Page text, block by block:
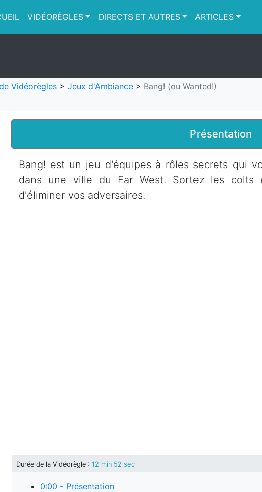
VIDÉORÈGLES DIRECTS ET AUTRES ARTICLES
Vidéorègles > Jeux d'Ambiance > Bang! (ou Wanted!)
Présentation
Bang! est un jeu d'équipes à rôles secrets qui
dans une ville du Far West. Sortez les colts
d'éliminer vos adversaires.
Durée de la Vidéorègle : 12 min 52 sec
0:00 - Présentation